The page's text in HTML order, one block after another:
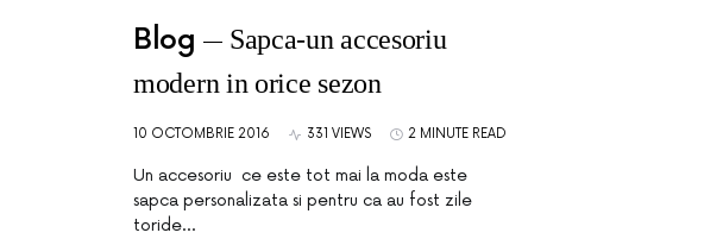
Blog
Sapca-un accesoriu
modern in orice sezon
10 OCTOMBRIE 2016 331 VIEWS 2 MINUTE READ
Un accesoriu ce este tot mai la moda este
sapca personalizata si pentru ca au fost zile
toride…